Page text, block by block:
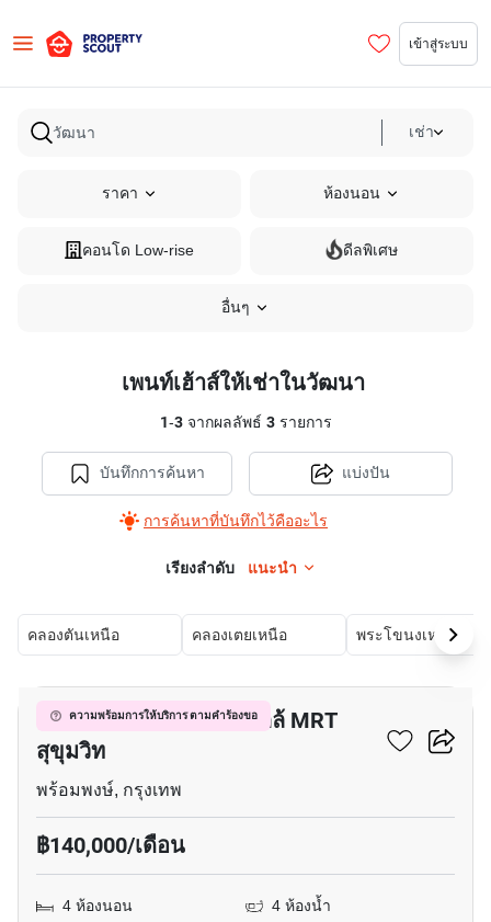
เข้าสู่ระบบ
เช่า
ราคา ห้องนอน
คอนโด Low-rise ดีลพิเศษ
อื่นๆ
เพนท์เฮ้าส์ให้เช่าในวัฒนา
1-3จากผลลัพธ์ 3รายการ
บันทึกการค้นหา
การค้นหาที่บันทึกไว้คืออะไร
แบ่งปัน
เรียงลำดับ แนะนำ
คลองตันเหนือ คลองเตยเหนือ พระโขนงเหนือ
ความพร้อมการให้บริการ ตามคำร้องขอ
เพ้นท์เฮ้าส์ 4-ห้องนอน ใกล้ MRT
สุขุมวิท
พร้อมพงษ์, กรุงเทพ
฿140,000/เดือน
4 ห้องนอน
4 ห้องน้ำ